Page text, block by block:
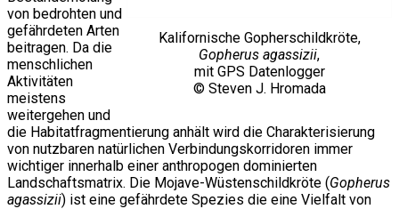
Kalifornische Gopherschildkröte,
Gopherus agassizii,
mit GPS Datenlogger
© Steven J. Hromada
von bedrohten und
gefährdeten Arten
beitragen. Da die
menschlichen
Aktivitäten
meistens
weitergehen und
die Habitatfragmentierung anhält wird die Charakterisierung
von nutzbaren natürlichen Verbindungskorridoren immer
wichtiger innerhalb einer anthropogen dominierten
Landschaftsmatrix. Die Mojave-Wüstenschildkröte (Gopherus
agassizii) ist eine gefährdete Spezies die eine Vielfalt von